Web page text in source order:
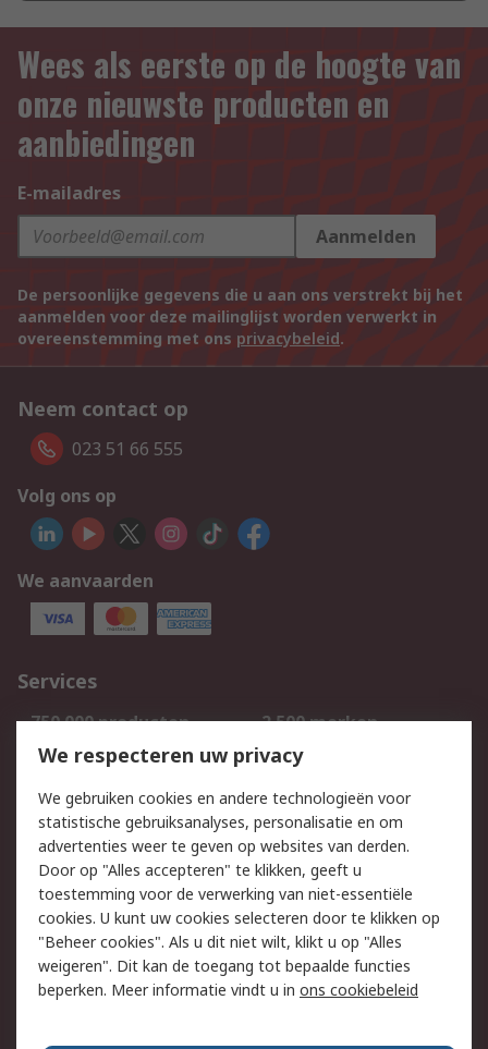
Wees als eerste op de hoogte van
onze nieuwste producten en
aanbiedingen
E-mailadres
Aanmelden
De persoonlijke gegevens die u aan ons verstrekt bij het
aanmelden voor deze mailinglijst worden verwerkt in
overeenstemming met ons privacybeleid.
Neem contact op
023 51 66 555
Volg ons op
We aanvaarden
Services
750.000 producten
2.500 merken
Bestellen
Inkoopoplossingen
Track & Trace
Wettelijk
Cookiebeleid
Email veiligheid
Privacybeleid
Websitevoorwaarden
Algemene
verkoopvoorwaarden
We respecteren uw privacy
We gebruiken cookies en andere technologieën voor
statistische gebruiksanalyses, personalisatie en om
advertenties weer te geven op websites van derden.
Door op "Alles accepteren" te klikken, geeft u
toestemming voor de verwerking van niet-essentiële
cookies. U kunt uw cookies selecteren door te klikken op
"Beheer cookies". Als u dit niet wilt, klikt u op "Alles
weigeren". Dit kan de toegang tot bepaalde functies
beperken. Meer informatie vindt u in ons cookiebeleid